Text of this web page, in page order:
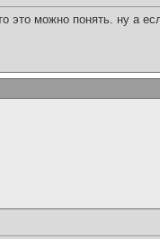
это можно понять. ну а